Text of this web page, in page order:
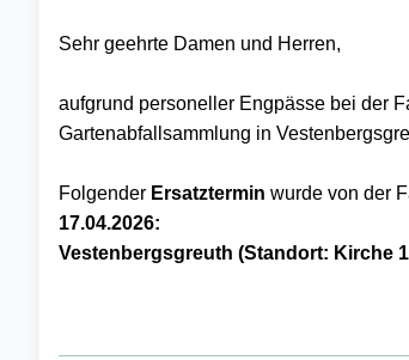
Sehr geehrte Damen und Herren,
aufgrund personeller Engpässe bei der
Gartenabfallsammlung in
Folgender Ersatztermin wurde von der
17.04.2026:
Vestenbergsgreuth (Standort: Kirche